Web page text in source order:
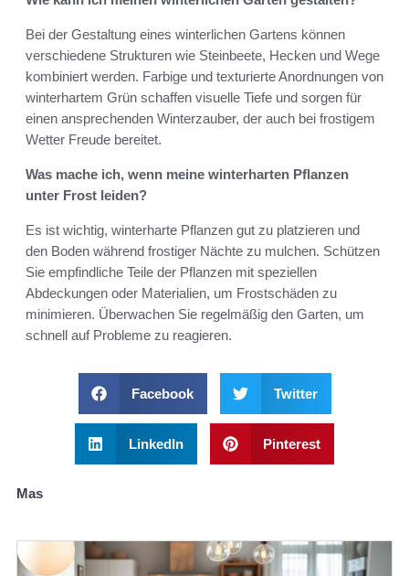
Bei der Gestaltung eines winterlichen Gartens können
verschiedene Strukturen wie Steinbeete, Hecken und Wege
kombiniert werden. Farbige und texturierte Anordnungen von
winterhartem Grün schaffen visuelle Tiefe und sorgen für
einen ansprechenden Winterzauber, der auch bei frostigem
Wetter Freude bereitet.
Was mache ich, wenn meine winterharten Pflanzen
unter Frost leiden?
Es ist wichtig, winterharte Pflanzen gut zu platzieren und
den Boden während frostiger Nächte zu mulchen. Schützen
Sie empfindliche Teile der Pflanzen mit speziellen
Abdeckungen oder Materialien, um Frostschäden zu
minimieren. Überwachen Sie regelmäßig den Garten, um
schnell auf Probleme zu reagieren.
Facebook Twitter
LinkedIn Pinterest
Mas